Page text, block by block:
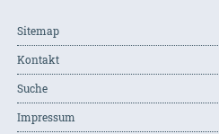
Sitemap
Kontakt
Suche
Impressum